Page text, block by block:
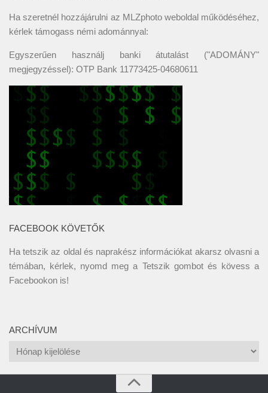
Ha szeretnél hozzájárulni az MLZphoto weboldal működéséhez,
kérlek támogass némi adománnyal:
Egyszerűen használj banki átutalást ("ADOMÁNY"
megjegyzéssel): OTP Bank 11773425-04680611
FACEBOOK KÖVETŐK
Ha tetszik az oldal és naprakész információkat akarsz olvasni a
témában, kérlek, nyomd meg a Tetszik gombot és kövess a
Facebookon is!
ARCHÍVUM
Archívum